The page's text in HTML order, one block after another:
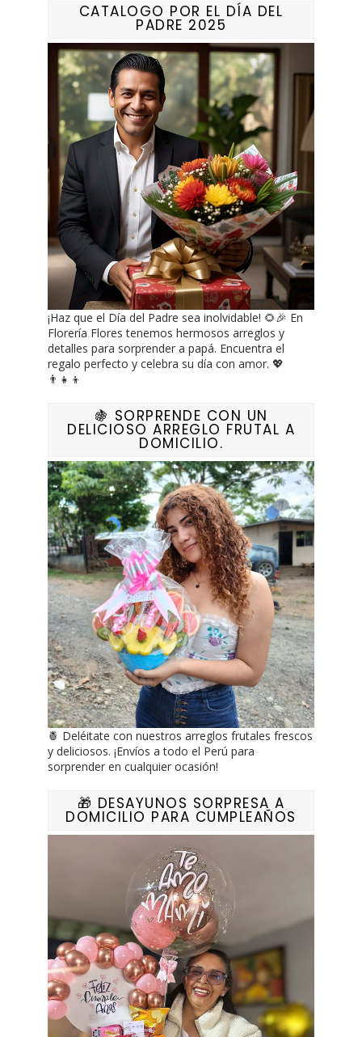
CATALOGO POR EL DÍA DEL
PADRE 2025
¡Haz que el Día del Padre sea inolvidable! 🌻🎉 En
Florería Flores tenemos hermosos arreglos y
detalles para sorprender a papá. Encuentra el
regalo perfecto y celebra su día con amor. 💖
👨‍👧‍👦
🍇 SORPRENDE CON UN
DELICIOSO ARREGLO FRUTAL A
DOMICILIO.
🍍 Deléitate con nuestros arreglos frutales frescos
y deliciosos. ¡Envíos a todo el Perú para
sorprender en cualquier ocasión!
🎁 DESAYUNOS SORPRESA A
DOMICILIO PARA CUMPLEAÑOS